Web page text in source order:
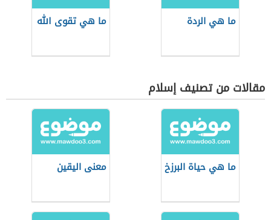
ما هي الردة ما هي تقوى الله
مقالات من تصنيف إسلام
ما هي حياة البرزخ معنى اليقين